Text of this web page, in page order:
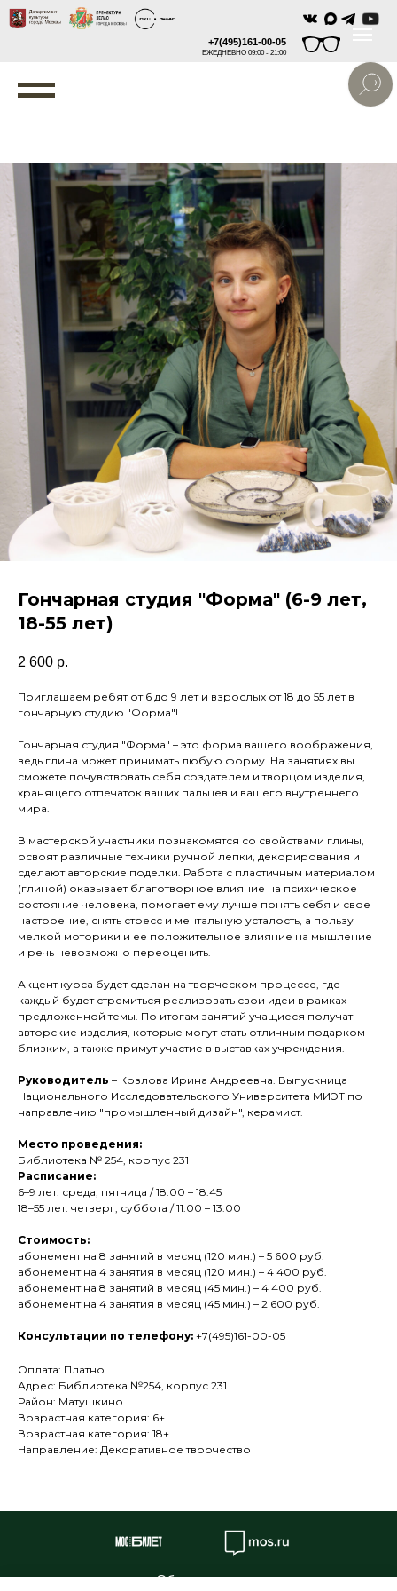
+7(495)161-00-05
ЕЖЕДНЕВНО 09:00 - 21:00
Гончарная студия "Форма" (6-9 лет,
18-55 лет)
2 600 р.
Приглашаем ребят от 6 до 9 лет и взрослых от 18 до 55 лет в
гончарную студию "Форма"!
Гончарная студия "Форма" – это форма вашего воображения,
ведь глина может принимать любую форму. На занятиях вы
сможете почувствовать себя создателем и творцом изделия,
хранящего отпечаток ваших пальцев и вашего внутреннего
мира.
В мастерской участники познакомятся со свойствами глины,
освоят различные техники ручной лепки, декорирования и
сделают авторские поделки. Работа с пластичным материалом
(глиной) оказывает благотворное влияние на психическое
состояние человека, помогает ему лучше понять себя и свое
настроение, снять стресс и ментальную усталость, а пользу
мелкой моторики и ее положительное влияние на мышление
и речь невозможно переоценить.
Акцент курса будет сделан на творческом процессе, где
каждый будет стремиться реализовать свои идеи в рамках
предложенной темы. По итогам занятий учащиеся получат
авторские изделия, которые могут стать отличным подарком
близким, а также примут участие в выставках учреждения.
Руководитель – Козлова Ирина Андреевна. Выпускница
Национального Исследовательского Университета МИЭТ по
направлению "промышленный дизайн", керамист.
Место проведения:
Библиотека № 254, корпус 231
Расписание:
6–9 лет: среда, пятница / 18:00 – 18:45
18–55 лет: четверг, суббота / 11:00 – 13:00
Стоимость:
абонемент на 8 занятий в месяц (120 мин.) – 5 600 руб.
абонемент на 4 занятия в месяц (120 мин.) – 4 400 руб.
абонемент на 8 занятий в месяц (45 мин.) – 4 400 руб.
абонемент на 4 занятия в месяц (45 мин.) – 2 600 руб.
Консультации по телефону: +7(495)161-00-05
Оплата: Платно
Адрес: Библиотека №254, корпус 231
Район: Матушкино
Возрастная категория: 6+
Возрастная категория: 18+
Направление: Декоративное творчество
Об учреждении